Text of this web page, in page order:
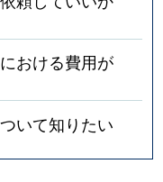
おける費用が
いて知りたい